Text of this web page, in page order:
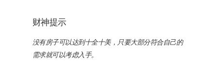
财神提示
没有房子可以达到十全十美，只要大部分符合自己的
需求就可以考虑入手。